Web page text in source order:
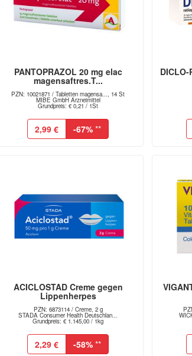
PANTOPRAZOL 20 mg elac
magensaftres.T...
PZN: 10021871 / Tabletten magensa..., 14 St
MIBE GmbH Arzneimittel
Grundpreis: € 0,21 / 1St
2,99 € -67% **
DICLO-
ACICLOSTAD Creme gegen
Lippenherpes
PZN: 6873114 / Creme, 2 g
STADA Consumer Health Deutschlan...
Grundpreis: € 1.145,00 / 1kg
2,29 € -58% **